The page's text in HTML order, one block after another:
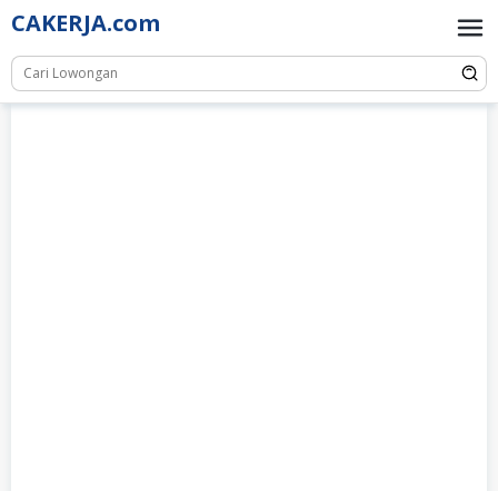
Skip
to
content
CAKERJA.com